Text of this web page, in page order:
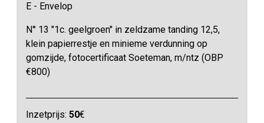
E - Envelop
N° 13 "1c. geelgroen" in zeldzame tanding 12,5,
klein papierrestje en minieme verdunning op
gomzijde, fotocertificaat Soeteman, m/ntz (OBP
€800)
Inzetprijs:50€